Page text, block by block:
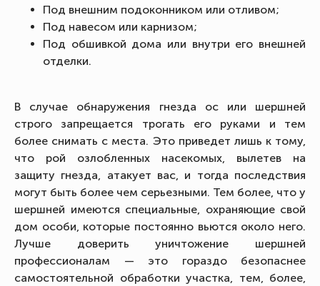
Под внешним подоконником или отливом;
Под навесом или карнизом;
Под обшивкой дома или внутри его внешней
отделки.
В случае обнаружения гнезда ос или шершней
строго запрещается трогать его руками и тем
более снимать с места. Это приведет лишь к тому,
что рой озлобленных насекомых, вылетев на
защиту гнезда, атакует вас, и тогда последствия
могут быть более чем серьезными. Тем более, что у
шершней имеются специальные, охраняющие свой
дом особи, которые постоянно вьются около него.
Лучше доверить уничтожение шершней
профессионалам — это гораздо безопаснее
самостоятельной обработки участка, тем, более,